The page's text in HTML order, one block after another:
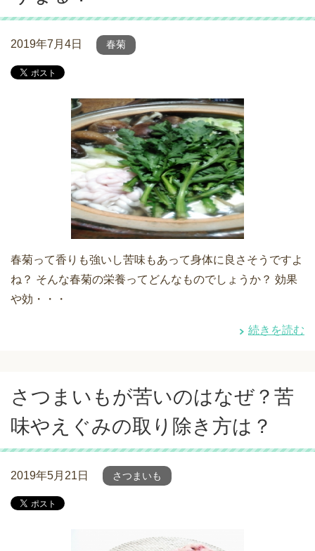
2019年7月4日 春菊
春菊って香りも強いし苦味もあって身体に良さそうですよ
ね？ そんな春菊の栄養ってどんなものでしょうか？ 効果
や効・・・
続きを読む
さつまいもが苦いのはなぜ？苦
味やえぐみの取り除き方は？
2019年5月21日 さつまいも